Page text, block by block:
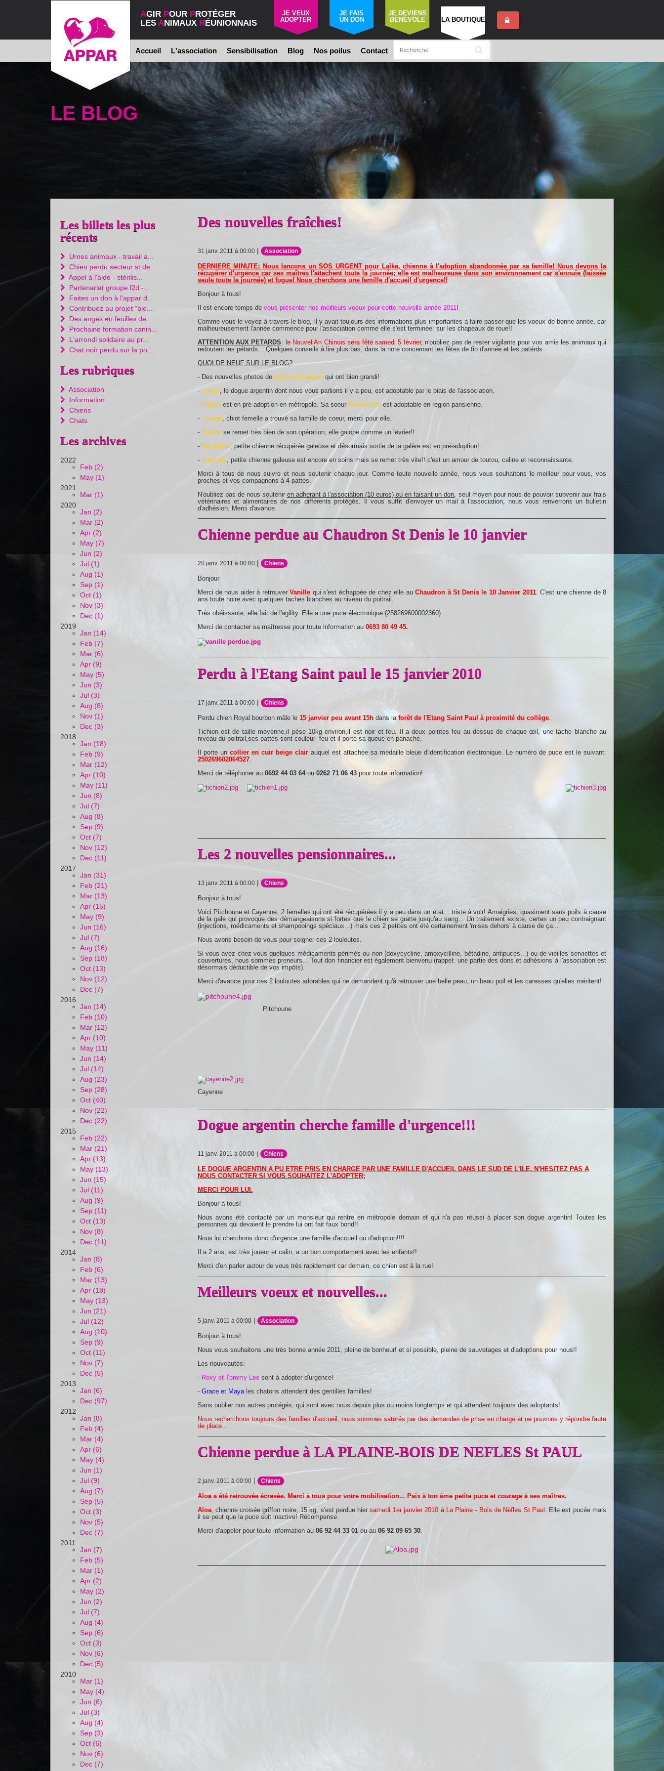
AGIR POUR PROTÉGER
LES ANIMAUX RÉUNIONNAIS
JE VEUX
ADOPTER
JE FAIS
UN DON
JE DEVIENS
BÉNÉVOLE
LA BOUTIQUE
Accueil L'association Sensibilisation Blog Nos poilus Contact
LE BLOG
Les billets les plus
récents
Urnes animaux - travail a...
Chien perdu secteur st de...
Appel à l'aide - stérilis...
Partenariat groupe l2d -...
Faites un don à l'appar d...
Contribuez au projet "bie...
Des anges en feuilles de...
Prochaine formation canin...
L'arrondi solidaire au pr...
Chat noir perdu sur la po...
Les rubriques
Association
Information
Chiens
Chats
Les archives
2022
Feb (2)
May (1)
2021
Mar (1)
2020
Jan (2)
Mar (2)
Apr (2)
May (7)
Jun (2)
Jul (1)
Aug (1)
Sep (1)
Oct (1)
Nov (3)
Dec (1)
2019
Jan (14)
Feb (7)
Mar (6)
Apr (9)
May (5)
Jun (3)
Jul (3)
Aug (8)
Nov (1)
Dec (3)
2018
Jan (18)
Feb (9)
Mar (12)
Apr (10)
May (11)
Jun (8)
Jul (7)
Aug (8)
Sep (9)
Oct (7)
Nov (12)
Dec (11)
2017
Jan (31)
Feb (21)
Mar (13)
Apr (15)
May (9)
Jun (16)
Jul (7)
Aug (16)
Sep (18)
Oct (13)
Nov (12)
Dec (7)
2016
Jan (14)
Feb (10)
Mar (12)
Apr (10)
May (11)
Jun (14)
Jul (14)
Aug (23)
Sep (28)
Oct (40)
Nov (22)
Dec (22)
2015
Feb (22)
Mar (21)
Apr (13)
May (13)
Jun (15)
Jul (11)
Aug (9)
Sep (11)
Oct (13)
Nov (8)
Dec (11)
2014
Jan (8)
Feb (6)
Mar (13)
Apr (18)
May (13)
Jun (21)
Jul (12)
Aug (10)
Sep (9)
Oct (11)
Nov (7)
Dec (5)
2013
Jan (6)
Dec (97)
2012
Jan (8)
Feb (4)
Mar (4)
Apr (6)
May (4)
Jun (1)
Jul (9)
Aug (7)
Sep (5)
Oct (3)
Nov (5)
Dec (7)
2011
Jan (7)
Feb (5)
Mar (1)
Apr (2)
May (2)
Jun (2)
Jul (7)
Aug (4)
Sep (6)
Oct (3)
Nov (6)
Dec (5)
2010
Mar (1)
May (4)
Jun (6)
Jul (3)
Aug (4)
Sep (3)
Oct (6)
Nov (6)
Dec (7)
Des nouvelles fraîches!
31 janv. 2011 à 00:00| Association
DERNIERE MINUTE: Nous lancons un SOS URGENT pour Laïka, chienne à l'adoption abandonnée par sa famille! Nous devons la
récupérer d'urgence car ses maîtres l'attachent toute la journée; elle est malheureuse dans son environnement car s'ennuie (laissée
seule toute la journée) et fugue! Nous cherchons une famille d'accueil d'urgence!!
Bonjour à tous!
Il est encore temps de vous présenter nos meilleurs voeux pour cette nouvelle année 2011!
Comme vous le voyez à travers le blog, il y avait toujours des informations plus importantes à faire passer que les voeux de bonne année, car
malheureusement l'année commence pour l'association comme elle s'est terminée: sur les chapeaux de roue!!
ATTENTION AUX PETARDS: le Nouvel An Chinois sera fêté samedi 5 février, n'oubliez pas de rester vigilants pour vos amis les animaux qui
redoutent les pétards... Quelques conseils à lire plus bas, dans la note concernant les fêtes de fin d'année et les patérds.
QUOI DE NEUF SUR LE BLOG?
- Des nouvelles photos de Letchi et Longani qui ont bien grandi!
- Darius, le dogue argentin dont nous vous parlions il y a peu, est adoptable par le biais de l'association.
- Falconest en pré-adoption en métropole. Sa soeur Fantometteest adoptable en région parisienne.
- Tichien, chiot femelle a trouvé sa famille de coeur, merci pour elle.
- Pralinese remet très bien de son opération; elle galope comme un lévrier!!
- Pitchoune, petite chienne récupérée galeuse et désormais sortie de la galère est en pré-adoption!
- Cayenne, petite chienne galeuse est encore en soins mais se remet très vite!! c'est un amour de toutou, caline et reconnaissante.
Merci à tous de nous suivre et nous soutenir chaque jour. Comme toute nouvelle année, nous vous souhaitons le meilleur pour vous, vos
proches et vos compagnons à 4 pattes.
N'oubliez pas de nous soutenir en adhérant à l'association (10 euros) ou en faisant un don, seul moyen pour nous de pouvoir subvenir aux frais
vétérinaires et alimentaires de nos différents protégés. Il vous suffit d'envoyer un mail à l'association, nous vous renverrons un bulletin
d'adhésion. Merci d'avance.
Chienne perdue au Chaudron St Denis le 10 janvier
20 janv. 2011 à 00:00| Chiens
Bonjour
Merci de nous aider à retrouverVanille qui s'est échappée de chez elle auChaudron à St Denis le 10 Janvier 2011. C'est une chienne de 8
ans toute noire avec quelques taches blanches au niveau du poitrail.
Très obéissante, elle fait de l'agility. Elle a une puce électronique (258269600002360).
Merci de contacter sa maîtresse pour toute information au 0693 80 49 45.
Perdu à l'Etang Saint paul le 15 janvier 2010
17 janv. 2011 à 00:00| Chiens
Perdu chien Royal bourbon mâle le 15 janvier peu avant 15hdans laforêt de l'Etang Saint Paul à proximité du collège.
Tichien est de taille moyenne,il pèse 10kg environ,il est noir et feu. Il a deux pointes feu au dessus de chaque œil, une tache blanche au
niveau du poitrail,ses pattes sont couleur feu et il porte sa queue en panache.
Il porte un collier en cuir beige clair auquel est attachée sa médaille bleue d'identification électronique. Le numéro de puce est le suivant:
250269602064527.
Merci de téléphoner au 0692 44 03 64 ou 0262 71 06 43 pour toute information!
Les 2 nouvelles pensionnaires...
13 janv. 2011 à 00:00| Chiens
Bonjour à tous!
Voici Pitchoune et Cayenne, 2 femelles qui ont été récupérées il y a peu dans un état... triste à voir! Amaigries, quasiment sans poils à cause
de la gale qui provoque des démangeaisons si fortes que le chien se gratte jusqu'au sang... Un traitement existe, certes un peu contraignant
(injections, médicaments et shampooings spéciaux...) mais ces 2 petites ont été certainement 'mises dehors' à cause de ça...
Nous avons besoin de vous pour soigner ces 2 louloutes.
Si vous avez chez vous quelques médicaments périmés ou non (doxycycline, amoxycilline, bétadine, antipuces...) ou de vieilles serviettes et
couvertures, nous sommes preneurs... Tout don financier est également bienvenu (rappel: une partie des dons et adhésions à l'association est
désormais déductible de vos impôts).
Merci d'avance pour ces 2 louloutes adorables qui ne demandent qu'à retrouver une belle peau, un beau poil et les caresses qu'elles méritent!
Pitchoune
Cayenne
Dogue argentin cherche famille d'urgence!!!
11 janv. 2011 à 00:00| Chiens
LE DOGUE ARGENTIN A PU ETRE PRIS EN CHARGE PAR UNE FAMILLE D'ACCUEIL DANS LE SUD DE L'ILE. N'HESITEZ PAS A
NOUS CONTACTER SI VOUS SOUHAITEZ L'ADOPTER;
MERCI POUR LUI.
Bonjour à tous!
Nous avons été contacté par un monsieur qui rentre en métropole demain et qui n'a pas réussi à placer son dogue argentin! Toutes les
personnes qui devaient le prendre lui ont fait faux bond!!
Nous lui cherchons donc d'urgence une famille d'accueil ou d'adoption!!!!
Il a 2 ans, est très joueur et calin, a un bon comportement avec les enfants!!
Merci d'en parler autour de vous très rapidement car demain, ce chien est à la rue!
Meilleurs voeux et nouvelles...
5 janv. 2011 à 00:00| Association
Bonjour à tous!
Nous vous souhaitons une très bonne année 2011, pleine de bonheur! et si possible, pleine de sauvetages et d'adoptions pour nous!!
Les nouveautés:
- Roxy et Tommy Lee sont à adopter d'urgence!
- Grace et Maya les chatons attendent des gentilles familles!
Sans oublier nos autres protégés, qui sont avec nous depuis plus ou moins longtemps et qui attendent toujours des adoptants!
Nous recherchons toujours des familles d'accueil, nous sommes saturés par des demandes de prise en charge et ne pouvons y répondre faute
de place...
Chienne perdue à LA PLAINE-BOIS DE NEFLES St PAUL
2 janv. 2011 à 00:00| Chiens
Aloa a été retrouvée écrasée. Merci à tous pour votre mobilisation... Paix à ton âme petite puce et courage à ses maîtres.
Aloa, chienne croisée griffon noire, 15 kg, s'est perdue hiersamedi 1er janvier 2010 à La Plaine - Bois de Nèfles St Paul . Elle est pucée mais
il se peut que la puce soit inactive! Récompense.
Merci d'appeler pour toute information au 06 92 44 33 01 ou au 06 92 09 65 30.